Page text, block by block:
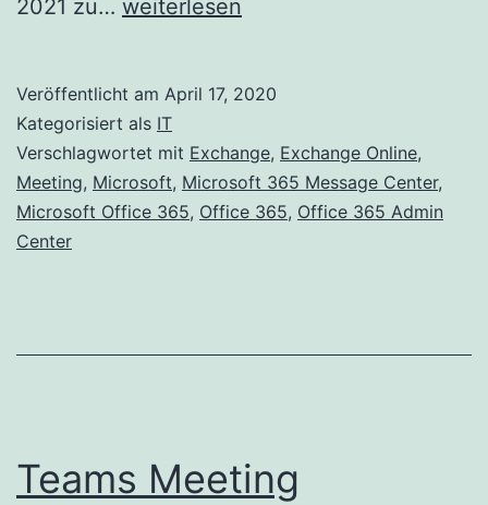
2021 zu…
Online
–
Update
April
weiterlesen
Veröffentlicht am April 17, 2020
Kategorisiert als IT
Verschlagwortet mit Exchange, Exchange Online,
Meeting, Microsoft, Microsoft 365 Message Center,
Microsoft Office 365, Office 365, Office 365 Admin
Center
Teams Meeting